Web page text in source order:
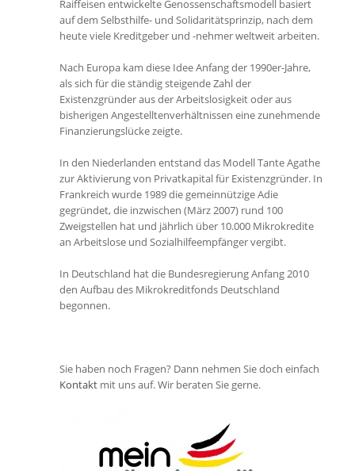
Raiffeisen entwickelte Genossenschaftsmodell basiert
auf dem Selbsthilfe- und Solidaritätsprinzip, nach dem
heute viele Kreditgeber und -nehmer weltweit arbeiten.
Nach Europa kam diese Idee Anfang der 1990er-Jahre,
als sich für die ständig steigende Zahl der
Existenzgründer aus der Arbeitslosigkeit oder aus
bisherigen Angestelltenverhältnissen eine zunehmende
Finanzierungslücke zeigte.
In den Niederlanden entstand das Modell Tante Agathe
zur Aktivierung von Privatkapital für Existenzgründer. In
Frankreich wurde 1989 die gemeinnützige Adie
gegründet, die inzwischen (März 2007) rund 100
Zweigstellen hat und jährlich über 10.000 Mikrokredite
an Arbeitslose und Sozialhilfeempfänger vergibt.
In Deutschland hat die Bundesregierung Anfang 2010
den Aufbau des Mikrokreditfonds Deutschland
begonnen.
Sie haben noch Fragen? Dann nehmen Sie doch einfach
Kontakt mit uns auf. Wir beraten Sie gerne.